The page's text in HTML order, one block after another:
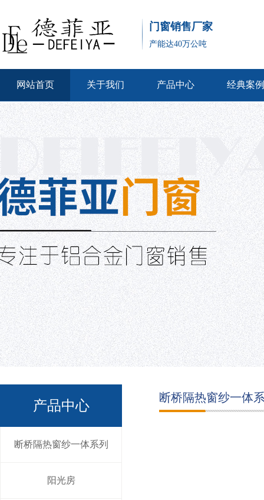
门窗销售厂家
产能达40万公吨
网站首页 关于我们 产品中心 经典案例
产品中心
断桥隔热窗纱一体系列
阳光房
断桥隔热窗纱一体